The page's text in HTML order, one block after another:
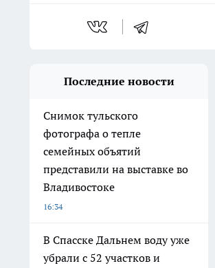
Последние новости
Снимок тульского
фотографа о тепле
семейных объятий
представили на выставке во
Владивостоке
16:34
В Спасске Дальнем воду уже
убрали с 52 участков и